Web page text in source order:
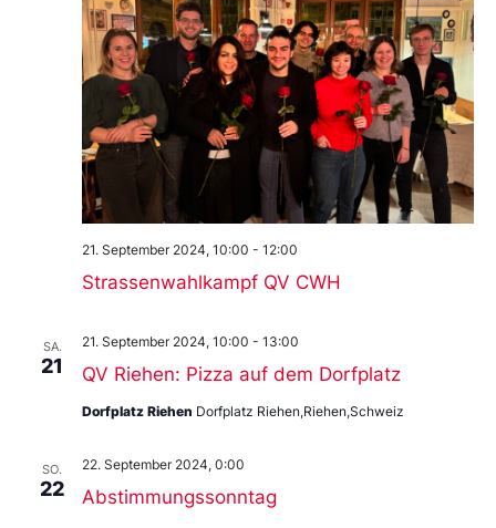
Strassenwahlkampf QV CWH
21. September 2024, 10:00 - 12:00
SA.
21 QV Riehen: Pizza auf dem Dorfplatz
21. September 2024, 10:00 - 13:00
Dorfplatz Riehen Dorfplatz Riehen,Riehen,Schweiz
SO.
22 Abstimmungssonntag
22. September 2024, 0:00